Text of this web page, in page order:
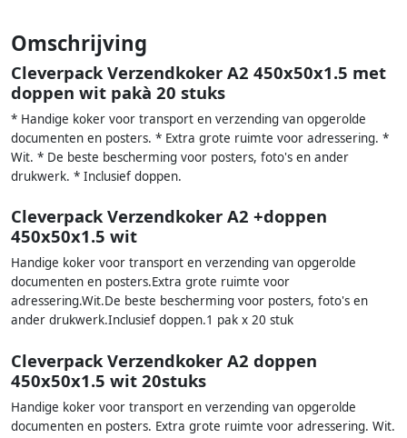
Omschrijving
Cleverpack Verzendkoker A2 450x50x1.5 met
doppen wit pakà 20 stuks
* Handige koker voor transport en verzending van opgerolde
documenten en posters. * Extra grote ruimte voor adressering. *
Wit. * De beste bescherming voor posters, foto's en ander
drukwerk. * Inclusief doppen.
Cleverpack Verzendkoker A2 +doppen
450x50x1.5 wit
Handige koker voor transport en verzending van opgerolde
documenten en posters.Extra grote ruimte voor
adressering.Wit.De beste bescherming voor posters, foto's en
ander drukwerk.Inclusief doppen.1 pak x 20 stuk
Cleverpack Verzendkoker A2 doppen
450x50x1.5 wit 20stuks
Handige koker voor transport en verzending van opgerolde
documenten en posters. Extra grote ruimte voor adressering. Wit.